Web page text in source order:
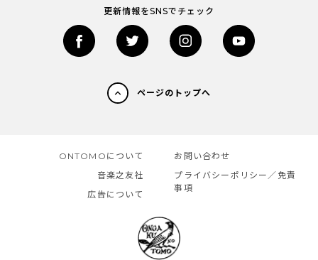
更新情報をSNSでチェック
ページのトップへ
ONTOMOについて
音楽之友社
広告について
お問い合わせ
プライバシーポリシー／免責
事項